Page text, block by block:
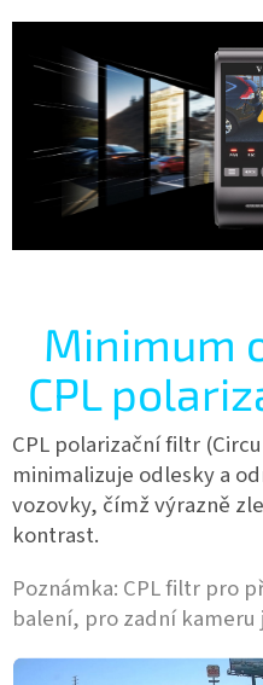
Minimum
CPL
CPL polarizační filtr
minimalizuje odlesky a
vozovky, čímž výrazně
kontrast.
Poznámka: CPL filtr pro
balení, pro zadní